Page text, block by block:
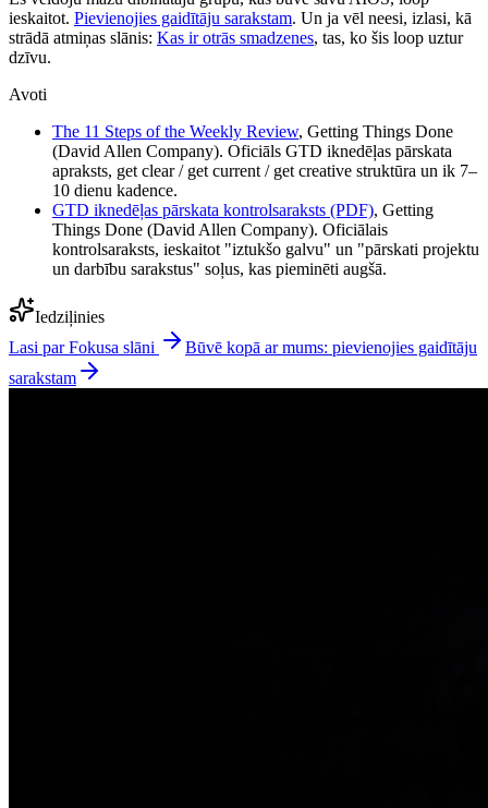
ieskaitot. Pievienojies gaidītāju sarakstam. Un ja vēl neesi, izlasi, kā
strādā atmiņas slānis: Kas ir otrās smadzenes, tas, ko šis loop uztur
dzīvu.
Avoti
The 11 Steps of the Weekly Review, Getting Things Done
(David Allen Company). Oficiāls GTD iknedēļas pārskata
apraksts, get clear / get current / get creative struktūra un ik 7–
10 dienu kadence.
GTD iknedēļas pārskata kontrolsaraksts (PDF), Getting
Things Done (David Allen Company). Oficiālais
kontrolsaraksts, ieskaitot "iztukšo galvu" un "pārskati projektu
un darbību sarakstus" soļus, kas pieminēti augšā.
Iedziļinies
Lasi par Fokusa slāni
Būvē kopā ar mums: pievienojies gaidītāju
sarakstam